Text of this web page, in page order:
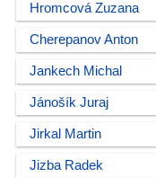
Hromcová Zuzana
Cherepanov Anton
Jankech Michal
Jánošík Juraj
Jirkal Martin
Jizba Radek